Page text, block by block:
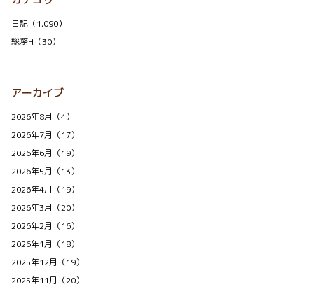
日記（1,090）
総務H（30）
アーカイブ
2026年8月（4）
2026年7月（17）
2026年6月（19）
2026年5月（13）
2026年4月（19）
2026年3月（20）
2026年2月（16）
2026年1月（18）
2025年12月（19）
2025年11月（20）